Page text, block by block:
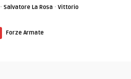
·Salvatore La Rosa ·Vittorio
Forze Armate